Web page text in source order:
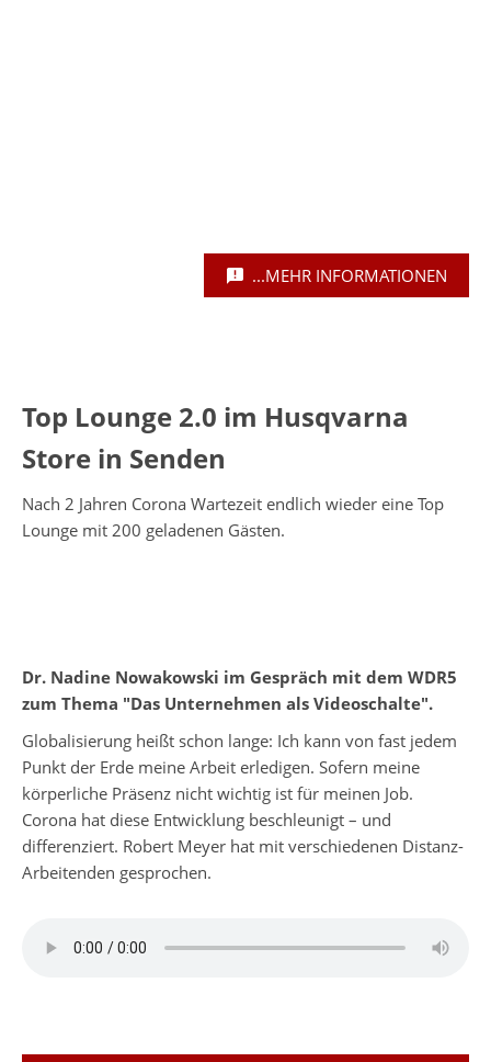
...MEHR INFORMATIONEN
Top Lounge 2.0 im Husqvarna
Store in Senden
Nach 2 Jahren Corona Wartezeit endlich wieder eine Top
Lounge mit 200 geladenen Gästen.
Dr. Nadine Nowakowski im Gespräch mit dem WDR5
zum Thema "Das Unternehmen als Videoschalte".
Globalisierung heißt schon lange: Ich kann von fast jedem
Punkt der Erde meine Arbeit erledigen. Sofern meine
körperliche Präsenz nicht wichtig ist für meinen Job.
Corona hat diese Entwicklung beschleunigt – und
differenziert. Robert Meyer hat mit verschiedenen Distanz-
Arbeitenden gesprochen.